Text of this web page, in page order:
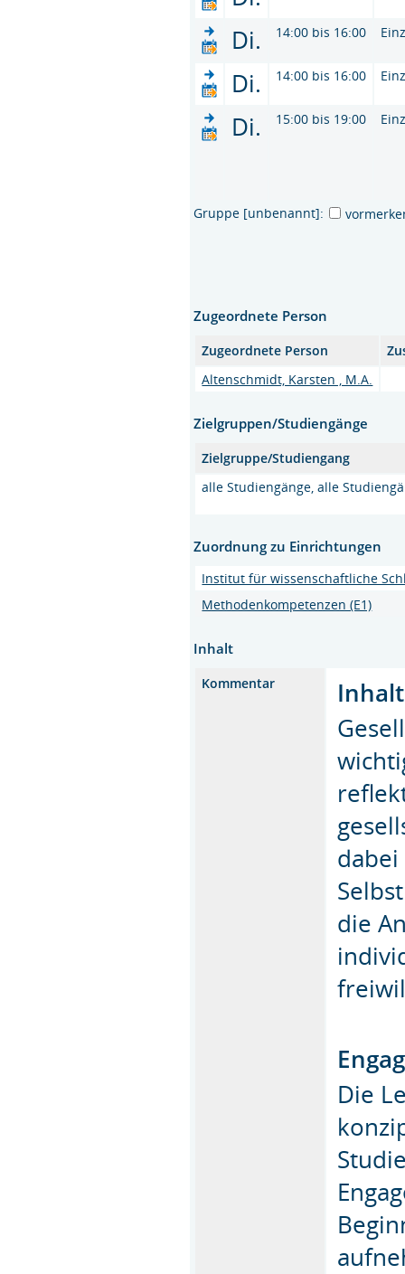
Di. 14:00 bis 16:00
Di. 14:00 bis 16:00
Di. 15:00 bis 19:00
Gruppe [unbenannt]:
Zugeordnete Person
Zugeordnete Person
Altenschmidt, Karsten , M.A.
Zielgruppen/Studiengänge
Zielgruppe/Studiengang
alle Studiengänge, alle
Zuordnung zu Einrichtungen
Institut für wissenschaftliche
Methodenkompetenzen (E1)
Inhalt
Kommentar
die
Die